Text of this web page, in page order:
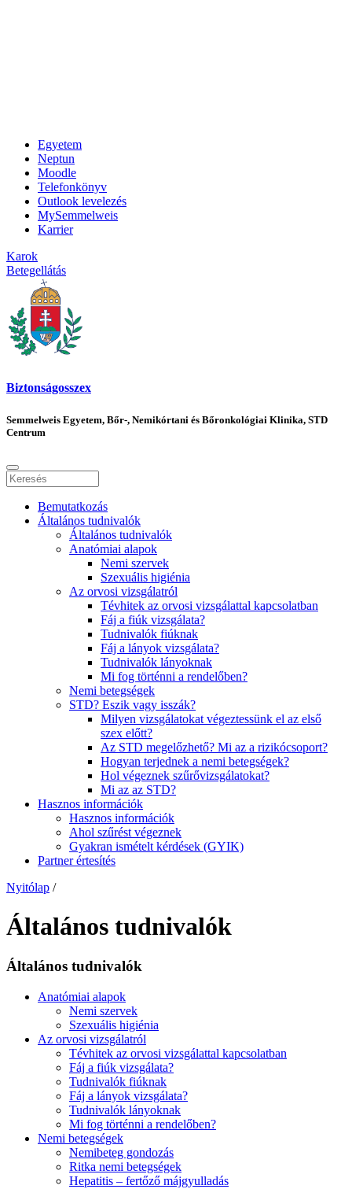
Egyetem
Neptun
Moodle
Telefonkönyv
Outlook levelezés
MySemmelweis
Karrier
Karok
Betegellátás
Biztonságosszex
Semmelweis Egyetem, Bőr-, Nemikórtani és Bőronkológiai Klinika, STD
Centrum
Bemutatkozás
Általános tudnivalók
Általános tudnivalók
Anatómiai alapok
Nemi szervek
Szexuális higiénia
Az orvosi vizsgálatról
Tévhitek az orvosi vizsgálattal kapcsolatban
Fáj a fiúk vizsgálata?
Tudnivalók fiúknak
Fáj a lányok vizsgálata?
Tudnivalók lányoknak
Mi fog történni a rendelőben?
Nemi betegségek
STD? Eszik vagy isszák?
Milyen vizsgálatokat végeztessünk el az első
szex előtt?
Az STD megelőzhető? Mi az a rizikócsoport?
Hogyan terjednek a nemi betegségek?
Hol végeznek szűrővizsgálatokat?
Mi az az STD?
Hasznos információk
Hasznos információk
Ahol szűrést végeznek
Gyakran ismételt kérdések (GYIK)
Partner értesítés
Nyitólap /
Általános tudnivalók
Általános tudnivalók
Anatómiai alapok
Nemi szervek
Szexuális higiénia
Az orvosi vizsgálatról
Tévhitek az orvosi vizsgálattal kapcsolatban
Fáj a fiúk vizsgálata?
Tudnivalók fiúknak
Fáj a lányok vizsgálata?
Tudnivalók lányoknak
Mi fog történni a rendelőben?
Nemi betegségek
Nemibeteg gondozás
Ritka nemi betegségek
Hepatitis – fertőző májgyulladás